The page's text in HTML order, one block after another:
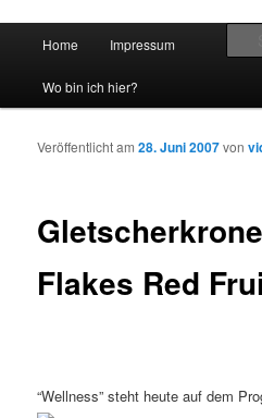
vidgames.de
Zum Inhalt wechseln
Zum sekundären Inhalt wechseln
Home Impressum
Wo bin ich hier?
Flakes Red
Veröffentlicht am28. Juni 2007von
“Wellness” steht heute auf dem